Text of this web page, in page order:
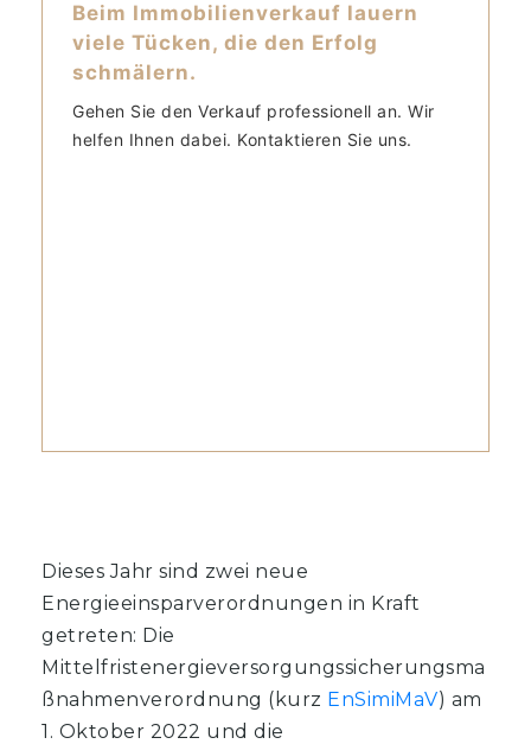
Beim Immobilienverkauf lauern
viele Tücken, die den Erfolg
schmälern.
Gehen Sie den Verkauf professionell an. Wir
helfen Ihnen dabei. Kontaktieren Sie uns.
Dieses Jahr sind zwei neue
Energieeinsparverordnungen in Kraft
getreten: Die
Mittelfristenergieversorgungssicherungsma
ßnahmenverordnung (kurz EnSimiMaV) am
1. Oktober 2022 und die